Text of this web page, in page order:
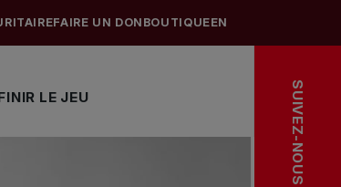
LE JEU
FAIRE UN DON BOUTIQUEEN
SUIVEZ-NOUS